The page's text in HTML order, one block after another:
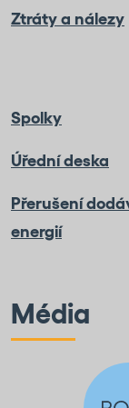
Ztráty a nálezy
Spolky
Úřední deska
Přerušení
energií
Média